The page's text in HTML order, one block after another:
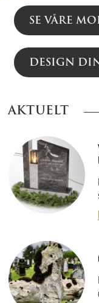
SE VÅRE
DESIGN
AKTUELT